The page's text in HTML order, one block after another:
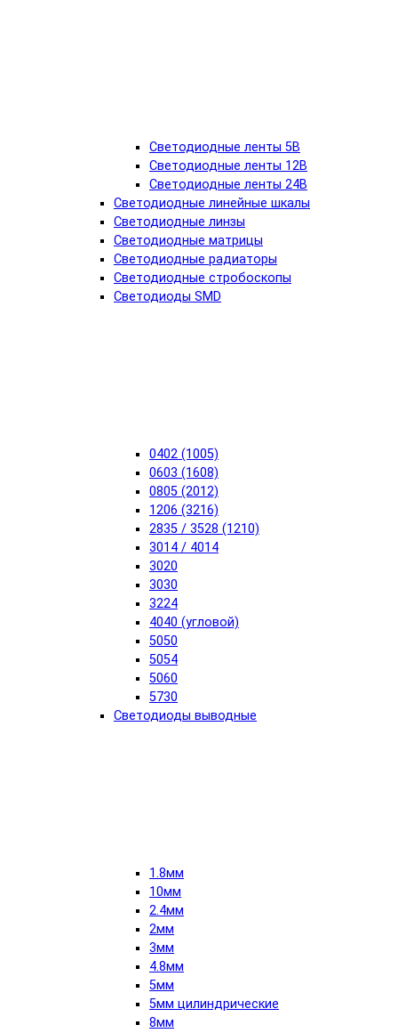
Светодиодные ленты 5В
Светодиодные ленты 12В
Светодиодные ленты 24В
Светодиодные линейные шкалы
Светодиодные линзы
Светодиодные матрицы
Светодиодные радиаторы
Светодиодные стробоскопы
Светодиоды SMD
0402 (1005)
0603 (1608)
0805 (2012)
1206 (3216)
2835 / 3528 (1210)
3014 / 4014
3020
3030
3224
4040 (угловой)
5050
5054
5060
5730
Светодиоды выводные
1.8мм
10мм
2.4мм
2мм
3мм
4.8мм
5мм
5мм цилиндрические
8мм